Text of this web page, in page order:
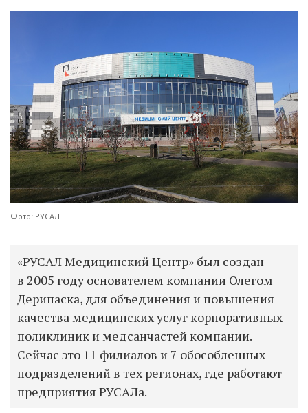
Фото: РУСАЛ
«РУСАЛ Медицинский Центр» был создан
в 2005 году основателем компании Олегом
Дерипаска, для объединения и повышения
качества медицинских услуг корпоративных
поликлиник и медсанчастей компании.
Сейчас это 11 филиалов и 7 обособленных
подразделений в тех регионах, где работают
предприятия РУСАЛа.